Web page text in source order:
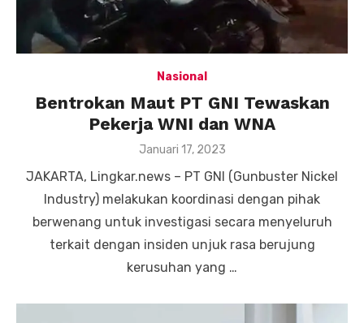
Nasional
Bentrokan Maut PT GNI Tewaskan
Pekerja WNI dan WNA
Posted
Januari 17, 2023
JAKARTA, Lingkar.news – PT GNI (Gunbuster Nickel
Industry) melakukan koordinasi dengan pihak
berwenang untuk investigasi secara menyeluruh
terkait dengan insiden unjuk rasa berujung
kerusuhan yang …